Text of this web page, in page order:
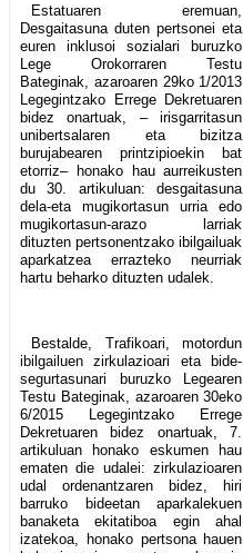
Estatuaren eremuan,
Desgaitasuna duten pertsonei eta
euren inklusoi sozialari buruzko
Lege Orokorraren Testu
Bateginak, azaroaren 29ko 1/2013
Legegintzako Errege Dekretuaren
bidez onartuak, – irisgarritasun
unibertsalaren eta bizitza
burujabearen printzipioekin bat
etorriz– honako hau aurreikusten
du 30. artikuluan: desgaitasuna
dela-eta mugikortasun urria edo
mugikortasun-arazo larriak
dituzten pertsonentzako ibilgailuak
aparkatzea errazteko neurriak
hartu beharko dituzten udalek.
Bestalde, Trafikoari, motordun
ibilgailuen zirkulazioari eta bide-
segurtasunari buruzko Legearen
Testu Bateginak, azaroaren 30eko
6/2015 Legegintzako Errege
Dekretuaren bidez onartuak, 7.
artikuluan honako eskumen hau
ematen die udalei: zirkulazioaren
udal ordenantzaren bidez, hiri
barruko bideetan aparkalekuen
banaketa ekitatiboa egin ahal
izatekoa, honako pertsona hauen